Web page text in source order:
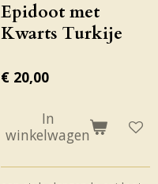
Epidoot met
Kwarts Turkije
€ 20,00
In
winkelwagen